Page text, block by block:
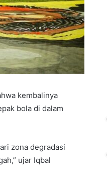
kembalinya
bola di dalam
zona degradasi
ujar Iqbal